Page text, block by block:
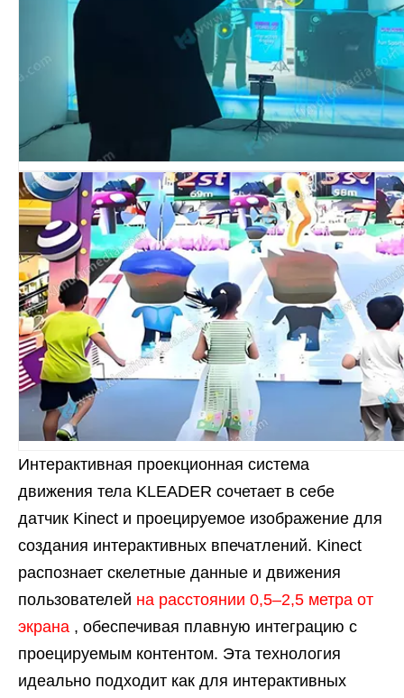
Интерактивная проекционная система
движения тела KLEADER сочетает в себе
датчик Kinect и проецируемое изображение для
создания интерактивных впечатлений. Kinect
распознает скелетные данные и движения
пользователей на расстоянии 0,5–2,5 метра от
экрана , обеспечивая плавную интеграцию с
проецируемым контентом. Эта технология
идеально подходит как для интерактивных